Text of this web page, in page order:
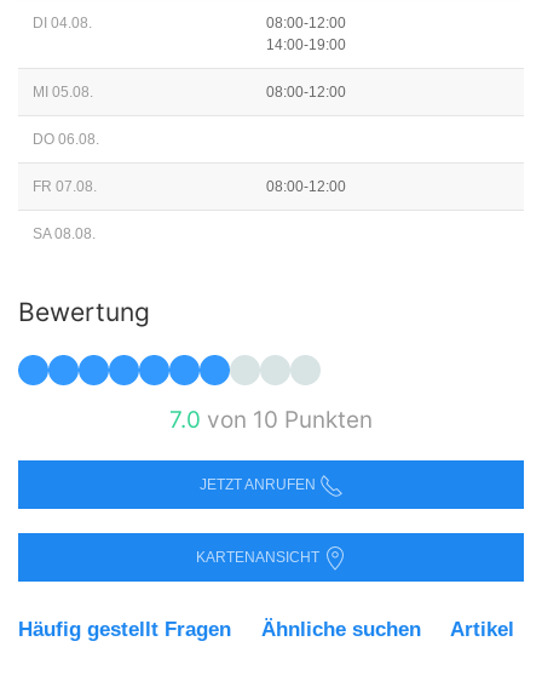
DI 04.08.
08:00-12:00
14:00-19:00
MI 05.08. 08:00-12:00
DO 06.08.
FR 07.08. 08:00-12:00
SA 08.08.
Bewertung
7.0 von 10 Punkten
JETZT ANRUFEN
KARTENANSICHT
Häufig gestellt Fragen Ähnliche suchen Artikel